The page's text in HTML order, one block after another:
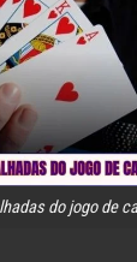
do jogo de